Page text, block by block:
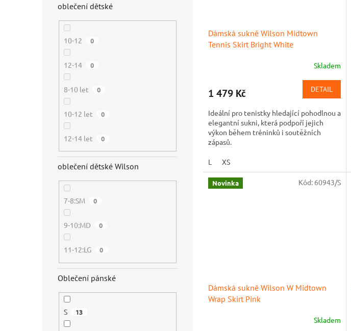
oblečení dětské
10-12 0
12-14 0
8-10 let 0
10-12 let 0
12-14 let 0
oblečení dětské Wilson
7-8:SM 0
9-10:MD 0
11-12:LG 0
Oblečení pánské
S 13
Dámská sukně Wilson Midtown
Tennis Skirt Bright White
Skladem
1 479 Kč DETAIL
Ideální pro tenistky hledající pohodlnou a
elegantní sukni, která podpoří jejich
výkon během tréninků i soutěžních
zápasů.
L XS
Novinka
Dámská sukně Wilson W Midtown
Wrap Skirt Pink
Skladem
Kód: 60943/S